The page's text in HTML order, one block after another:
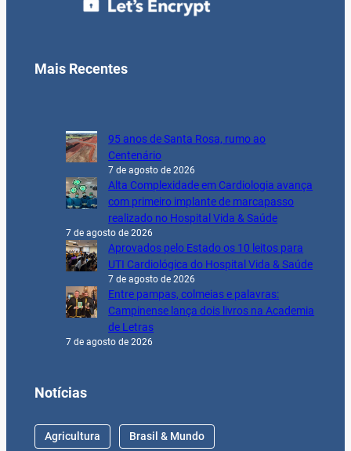
Mais Recentes
95 anos de Santa Rosa, rumo ao
Centenário
7 de agosto de 2026
Alta Complexidade em Cardiologia avança
com primeiro implante de marcapasso
realizado no Hospital Vida & Saúde
7 de agosto de 2026
Aprovados pelo Estado os 10 leitos para
UTI Cardiológica do Hospital Vida & Saúde
7 de agosto de 2026
Entre pampas, colmeias e palavras:
Campinense lança dois livros na Academia
de Letras
7 de agosto de 2026
Notícias
Agricultura Brasil & Mundo